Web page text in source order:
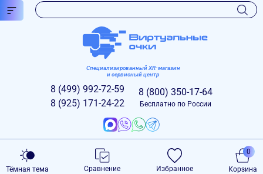
Специализированный XR-магазин
и сервисный центр
8 (499) 992-72-59
8 (925) 171-24-22
8 (800) 350-17-64
Бесплатно по России
Тёмная тема Сравнение Избранное Корзина
0